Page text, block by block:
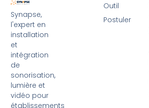
Synapse,
l'expert en
installation
et
intégration
de
sonorisation,
lumière et
vidéo pour
établissements
Outil
Postuler